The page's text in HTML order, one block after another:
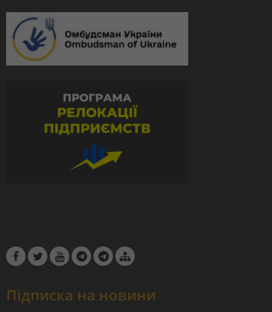
Підписка на новини